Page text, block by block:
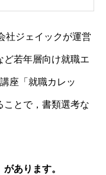
社ジェイックが運営
ど若年層向け就職エ
座「就職カレッ
ことで，書類選考な
があります。